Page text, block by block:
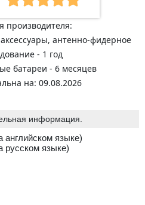
производителя:
антенно-фидерное
- 1 год
батареи - 6 месяцев
на: 09.08.2026
информация.
английском языке)
русском языке)